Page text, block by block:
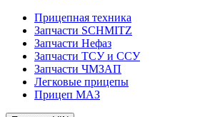
Прицепная техника
Запчасти SCHMITZ
Запчасти Нефаз
Запчасти ТСУ и ССУ
Запчасти ЧМЗАП
Легковые прицепы
Прицеп МАЗ